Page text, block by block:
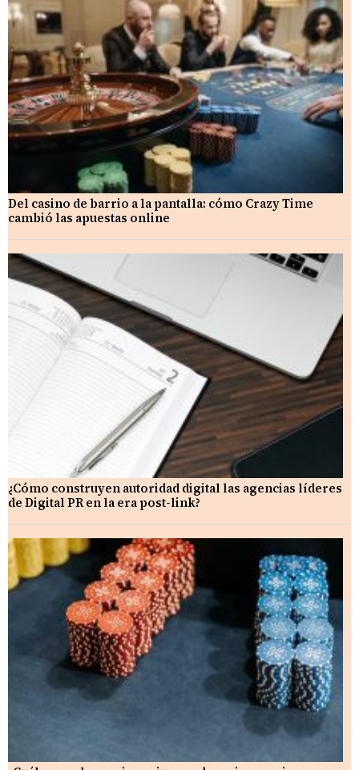
Del casino de barrio a la pantalla: cómo Crazy Time
cambió las apuestas online
¿Cómo construyen autoridad digital las agencias líderes
de Digital PR en la era post-link?